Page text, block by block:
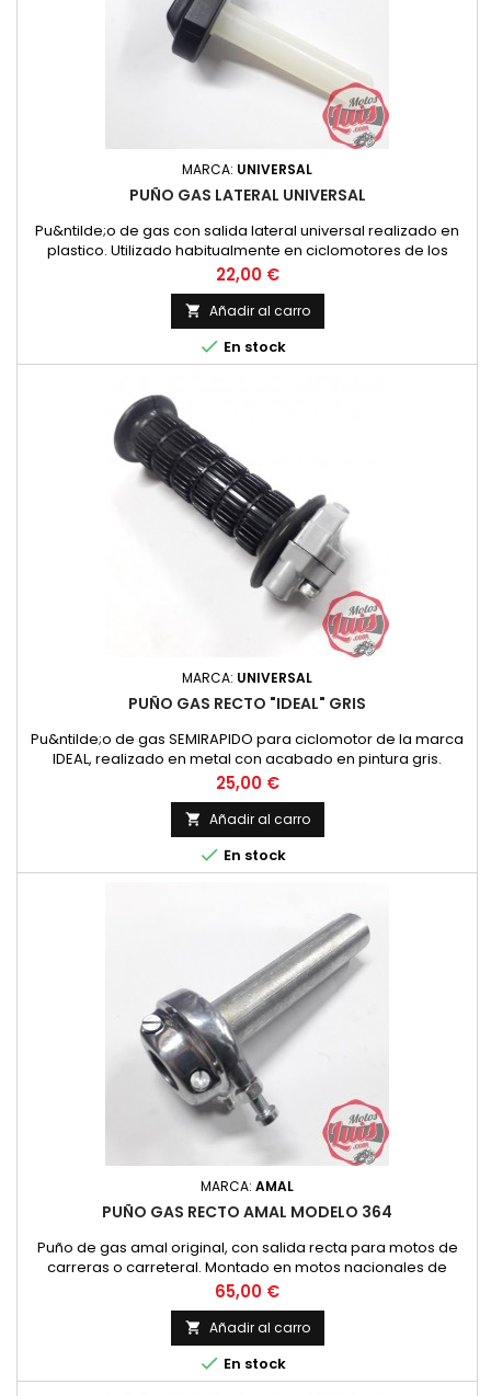
MARCA: UNIVERSAL
PUÑO GAS LATERAL UNIVERSAL
Pu&ntilde;o de gas con salida lateral universal realizado en
plastico. Utilizado habitualmente en ciclomotores de los
a&ntilde;os 80 o 90.
Precio
22,00 €
 Añadir al carro
 En stock
MARCA: UNIVERSAL
PUÑO GAS RECTO "IDEAL" GRIS
Pu&ntilde;o de gas SEMIRAPIDO para ciclomotor de la marca
IDEAL, realizado en metal con acabado en pintura gris.
Utilizado habitualmente en ciclomotores y motos de los
a&ntilde;os 70 u 80.
Precio
25,00 €
 Añadir al carro
 En stock
MARCA: AMAL
PUÑO GAS RECTO AMAL MODELO 364
Puño de gas amal original, con salida recta para motos de
carreras o carreteral. Montado en motos nacionales de
grandes prestaciones. Amal original
Precio
65,00 €
 Añadir al carro
 En stock